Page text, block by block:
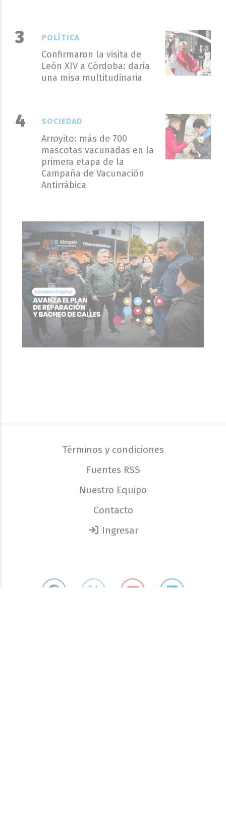
Confirmaron la visita de
León XIV a Córdoba: daría
una misa multitudinaria
POLÍTICA
Arroyito: más de 700
mascotas vacunadas en la
primera etapa de la
Campaña de Vacunación
Antirrábica
SOCIEDAD
Términos y condiciones
Fuentes RSS
Nuestro Equipo
Contacto
Ingresar